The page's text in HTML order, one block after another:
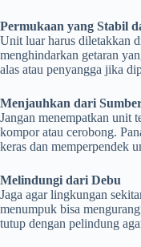
Permukaan yang Stabil
Unit luar harus diletakkan
menghindarkan getaran
alas atau penyangga jika
Menjauhkan dari
Jangan menempatkan unit
kompor atau cerobong.
keras dan memperpendek
Melindungi dari Debu
Jaga agar lingkungan
menumpuk bisa
tutup dengan pelindung